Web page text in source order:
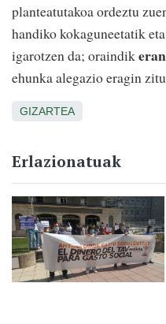
planteatutakoa ordeztu
handiko kokaguneetatik
igarotzen da; oraindik
ehunka alegazio eragin
GIZARTEA
Erlazionatuak